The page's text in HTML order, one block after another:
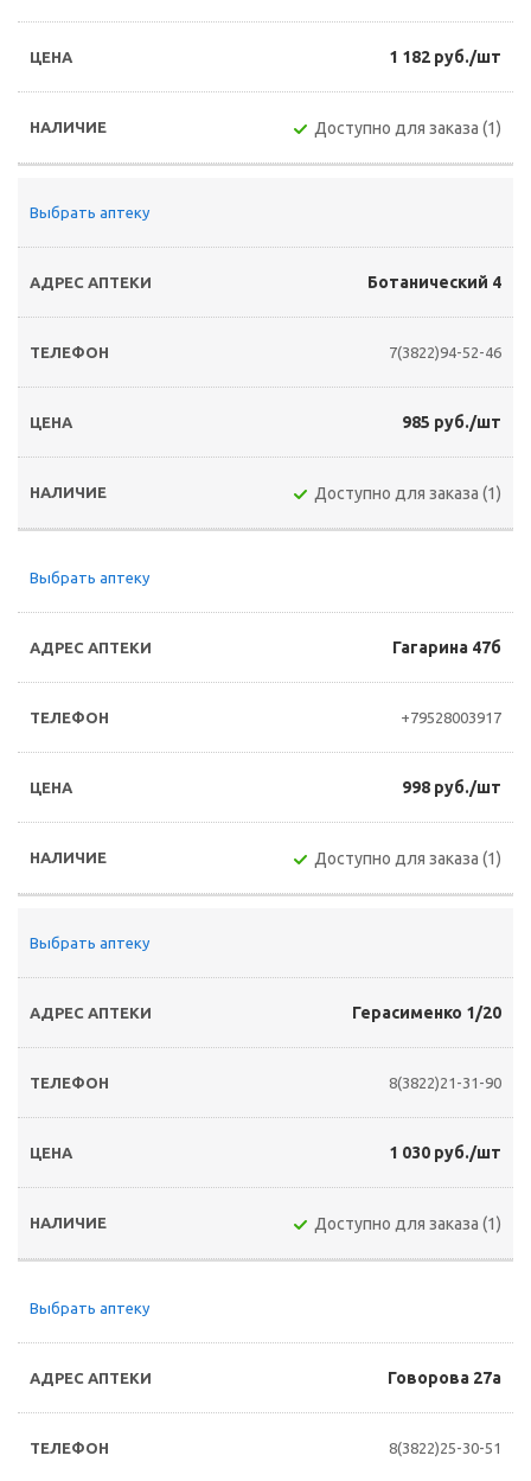
1 182 руб./шт
Доступно для заказа (1)
Выбрать аптеку
Ботанический 4
7(3822)94-52-46
985 руб./шт
Доступно для заказа (1)
Выбрать аптеку
Гагарина 47б
+79528003917
998 руб./шт
Доступно для заказа (1)
Выбрать аптеку
Герасименко 1/20
8(3822)21-31-90
1 030 руб./шт
Доступно для заказа (1)
Выбрать аптеку
Говорова 27а
8(3822)25-30-51